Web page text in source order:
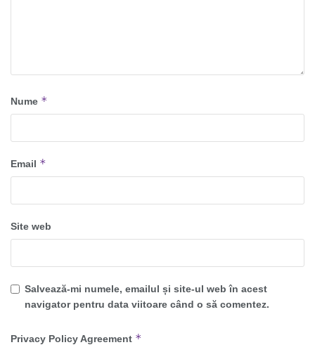
Nume *
Email *
Site web
Salvează-mi numele, emailul și site-ul web în acest
navigator pentru data viitoare când o să comentez.
Privacy Policy Agreement *